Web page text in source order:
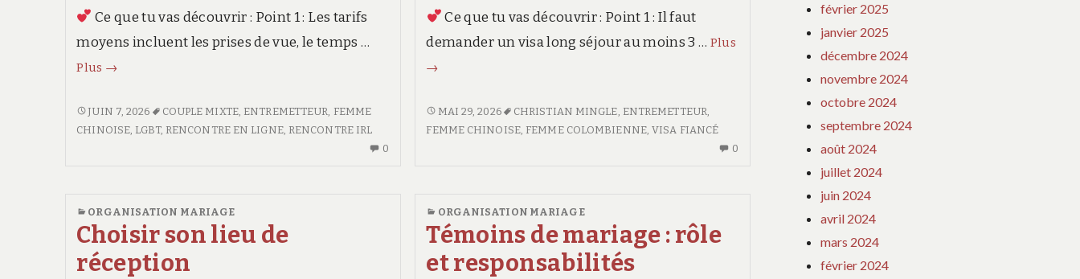
Ce que tu vas découvrir : Point 1 : Les tarifs
moyens incluent les prises de vue, le temps …
Plus Le
du
photographe
forfait
→
LE
COÛT
SON
FORFAIT
JUIN 7, 2026 COUPLE MIXTE, ENTREMETTEUR, FEMME
CHINOISE, LGBT, RENCONTRE EN LIGNE, RENCONTRE IRL
0
PHOTOGRAPHE
Ce que tu vas découvrir : Point 1 : Il faut
demander un visa long séjour au moins 3 … Plus Regroupement
le
→
REGROUPEMENT
FAMILIAL
GUIDE
MAI 29, 2026 CHRISTIAN MINGLE, ENTREMETTEUR,
FEMME CHINOISE, FEMME COLOMBIENNE,VISA FIANCÉ
0
REGROUPEMENT
ORGANISATION MARIAGE
Choisir son lieu de
réception
ORGANISATION MARIAGE
Témoins de mariage : rôle
et responsabilités
février 2025
janvier 2025
décembre 2024
novembre 2024
octobre 2024
septembre 2024
août 2024
juillet 2024
juin 2024
avril 2024
mars 2024
février 2024